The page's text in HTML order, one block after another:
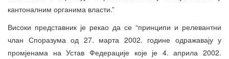
кантоналним органима власти.”
Високи представник је рекао да се “принципи и релевантни
члан Споразума од 27. марта 2002. године одражавају у
промјенама на Устав Федерације које је 4. априла 2002.